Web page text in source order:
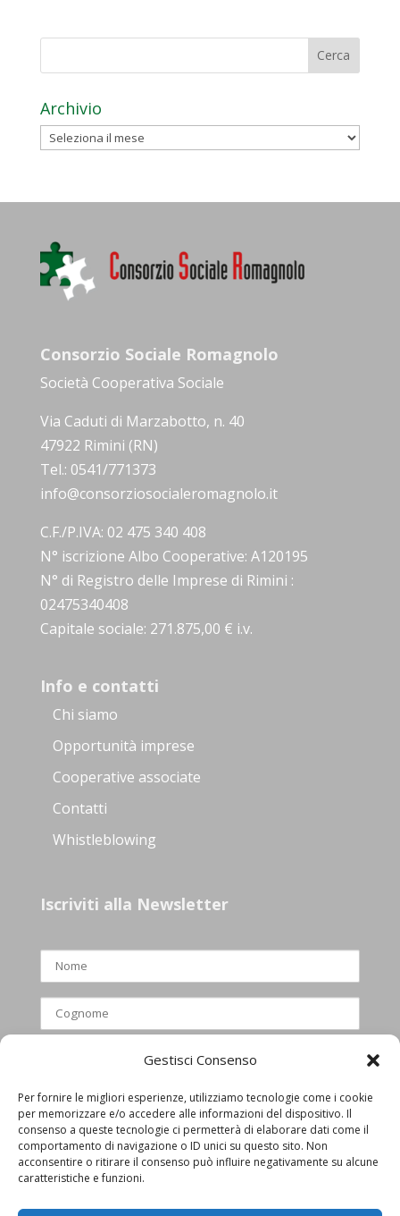
Gestisci Consenso
Per fornire le migliori esperienze, utilizziamo tecnologie come i cookie
per memorizzare e/o accedere alle informazioni del dispositivo. Il
consenso a queste tecnologie ci permetterà di elaborare dati come il
comportamento di navigazione o ID unici su questo sito. Non
acconsentire o ritirare il consenso può influire negativamente su alcune
caratteristiche e funzioni.
Archivio
Archivio
Consorzio Sociale Romagnolo
Società Cooperativa Sociale
Via Caduti di Marzabotto, n. 40
47922 Rimini (RN)
Tel.: 0541/771373
info@consorziosocialeromagnolo.it
C.F./P.IVA: 02 475 340 408
N° iscrizione Albo Cooperative: A120195
N° di Registro delle Imprese di Rimini :
02475340408
Capitale sociale: 271.875,00 € i.v.
Info e contatti
Chi siamo
Opportunità imprese
Cooperative associate
Contatti
Whistleblowing
Iscriviti alla Newsletter
Ho letto e accettato l’informativa
privacy